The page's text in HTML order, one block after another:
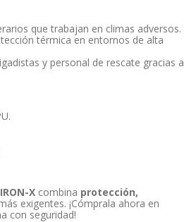
que trabajan en climas adversos.
térmica en entornos de alta
y personal de rescate gracias a
X combina protección,
exigentes. ¡Cómprala ahora en
con seguridad!